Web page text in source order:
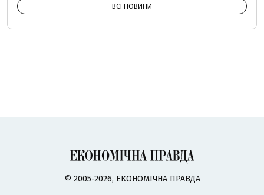
ВСІ НОВИНИ
© 2005-2026, ЕКОНОМІЧНА ПРАВДА